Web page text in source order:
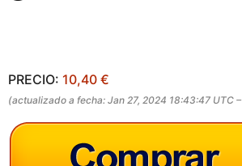
o
s
g
PRECIO: 10,40 €
(actualizado a fecha: Jan 27, 2024 18:43:47 UTC –